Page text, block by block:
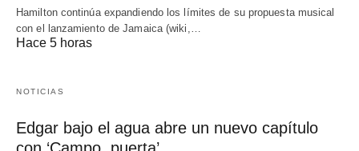
Hamilton continúa expandiendo los límites de su propuesta musical
con el lanzamiento de Jamaica (wiki,…
Hace 5 horas
NOTICIAS
Edgar bajo el agua abre un nuevo capítulo